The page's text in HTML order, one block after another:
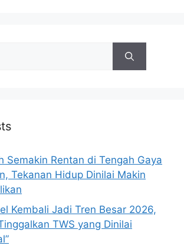
Semakin Rentan di Tengah Gaya
Tekanan Hidup Dinilai Makin
Kembali Jadi Tren Besar 2026,
TWS yang Dinilai